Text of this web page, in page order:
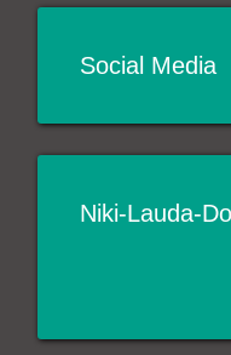
Social Media
Niki-Lauda-